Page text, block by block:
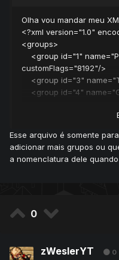
Olha vou mandar meu
<?xml version="1.0"
<groups>
<group id="1"
customFlags="8192"/>
<group id="3"
<group id="4"
violationReasons="19"
maxVips="300"/>
<group id="5"
customFlags="562911"
customFlags="91805663"
maxVips="500"/>
Esse arquivo é somente
adicionar mais grupos ou
a nomenclatura dele
0
zWeslerYT 0